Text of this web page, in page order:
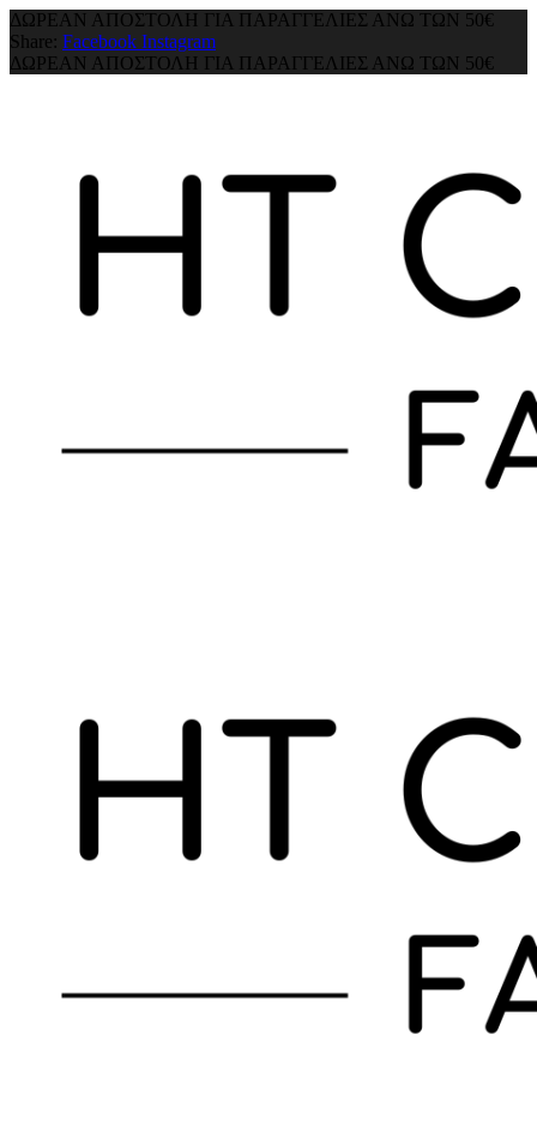
ΔΩΡΕΑΝ ΑΠΟΣΤΟΛΗ ΓΙΑ ΠΑΡΑΓΓΕΛΙΕΣ ΑΝΩ ΤΩΝ 50€
Share: Facebook Instagram
ΔΩΡΕΑΝ ΑΠΟΣΤΟΛΗ ΓΙΑ ΠΑΡΑΓΓΕΛΙΕΣ ΑΝΩ ΤΩΝ 50€